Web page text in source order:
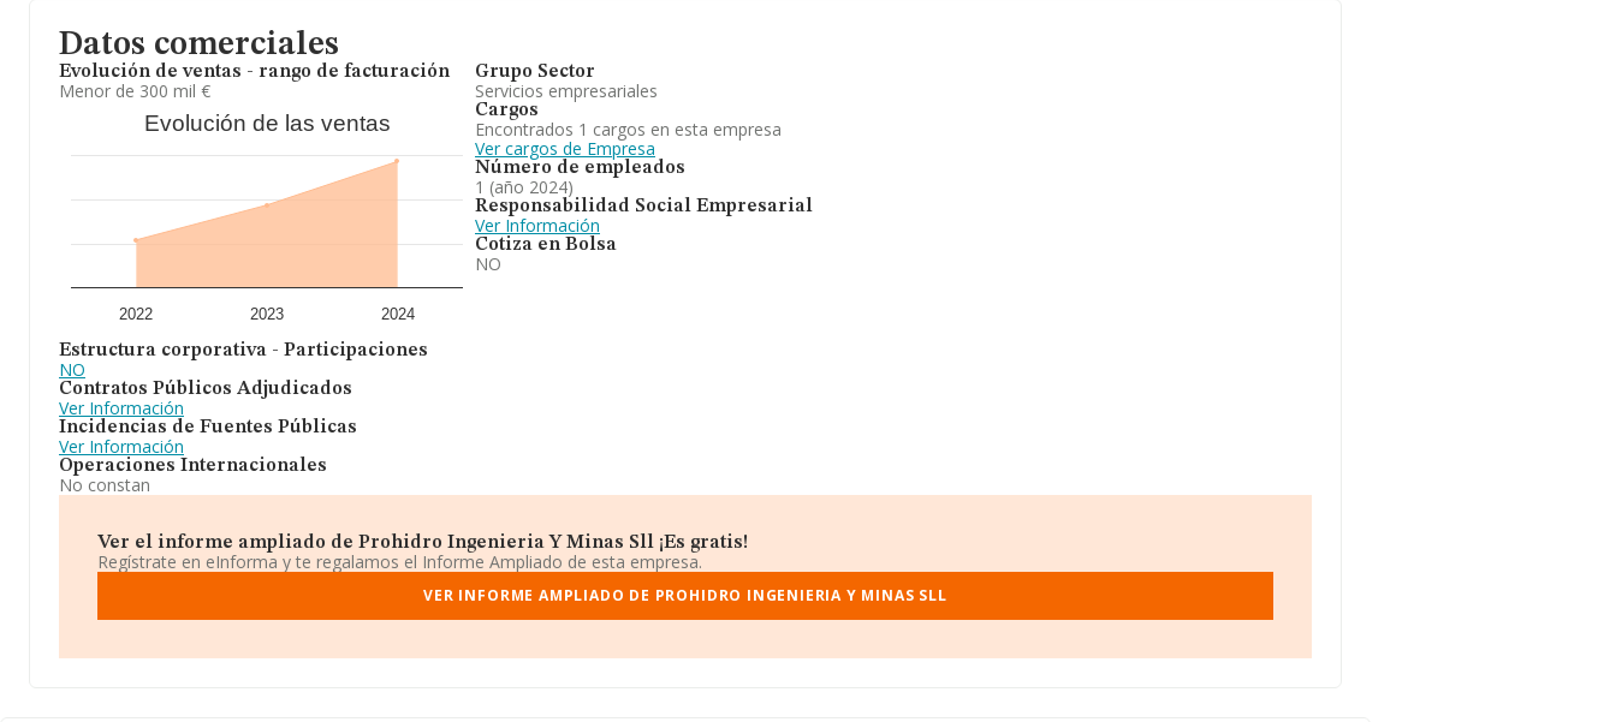
Datos comerciales
Evolución de ventas - rango de facturación
Menor de 300 mil €
Evolución de las ventas
2022 2023 2024
Estructura corporativa - Participaciones
NO
Contratos Públicos Adjudicados
Ver Información
Incidencias de Fuentes Públicas
Ver Información
Operaciones Internacionales
No constan
Grupo Sector
Servicios empresariales
Cargos
Encontrados 1 cargos en esta empresa
Ver cargos de Empresa
Número de empleados
1 (año 2024)
Responsabilidad Social Empresarial
Ver Información
Cotiza en Bolsa
NO
Ver el informe ampliado de Prohidro Ingenieria Y Minas Sll ¡Es gratis!
Regístrate en eInforma y te regalamos el Informe Ampliado de esta empresa.
VER INFORME AMPLIADO DE PROHIDRO INGENIERIA Y MINAS SLL